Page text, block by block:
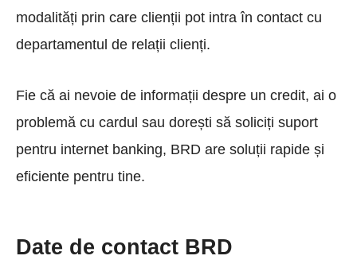
modalități prin care clienții pot intra în contact cu
departamentul de relații clienți.
Fie că ai nevoie de informații despre un credit, ai o
problemă cu cardul sau dorești să soliciți suport
pentru internet banking, BRD are soluții rapide și
eficiente pentru tine.
Date de contact BRD